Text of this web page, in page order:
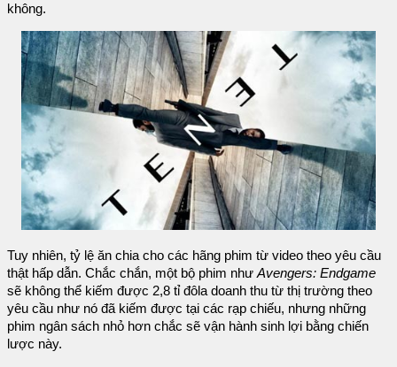
không.
Tuy nhiên, tỷ lệ ăn chia cho các hãng phim từ video theo yêu cầu
thật hấp dẫn. Chắc chắn, một bộ phim nhưAvengers: Endgame
sẽ không thể kiếm được 2,8 tỉ đôla doanh thu từ thị trường theo
yêu cầu như nó đã kiếm được tại các rạp chiếu, nhưng những
phim ngân sách nhỏ hơn chắc sẽ vận hành sinh lợi bằng chiến
lược này.